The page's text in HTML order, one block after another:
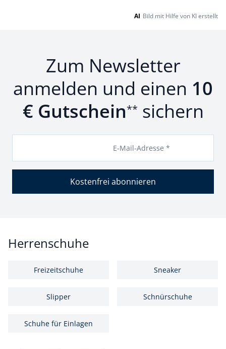
AI Bild mit Hilfe von KI erstellt
Zum Newsletter
anmelden und einen 10
€ Gutschein** sichern
E-Mail-Adresse *
Kostenfrei abonnieren
Herrenschuhe
Freizeitschuhe Sneaker
Slipper Schnürschuhe
Schuhe für Einlagen